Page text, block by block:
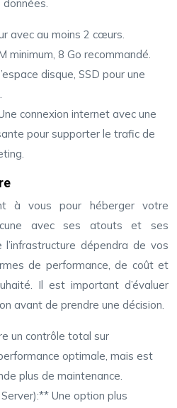
données.
avec au moins 2 cœurs.
minimum, 8 Go recommandé.
disque, SSD pour une
connexion internet avec une
pour supporter le trafic de
à vous pour héberger votre
avec ses atouts et ses
dépendra de vos
de performance, de coût et
Il est important d’évaluer
avant de prendre une décision.
un contrôle total sur
optimale, mais est
plus de maintenance.
Une option plus